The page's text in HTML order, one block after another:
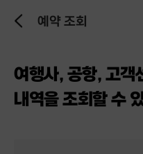
이
로
예약 조회
여행사, 공항, 고객
내역을 조회할 수